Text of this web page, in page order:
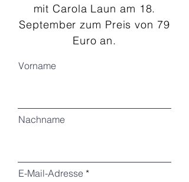
mit Carola Laun am 18.
September zum Preis von 79
Euro an.
Vorname
Nachname
E-Mail-Adresse